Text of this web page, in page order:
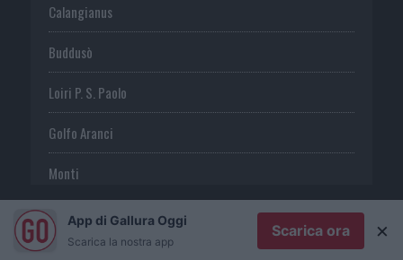
Calangianus
Buddusò
Loiri P. S. Paolo
Golfo Aranci
Monti
Telti
S. Antonio di G.
App di Gallura Oggi
Scarica la nostra app
Scarica ora ×